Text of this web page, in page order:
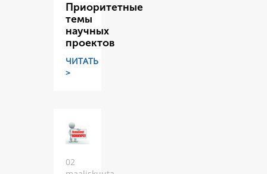
Приоритетные
темы
научных
проектов
ЧИТАТЬ
>
02